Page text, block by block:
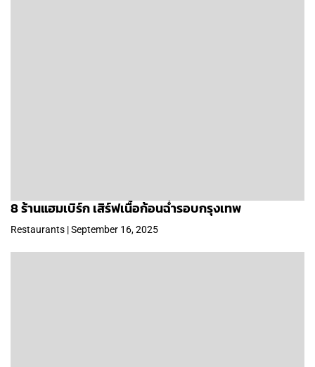
8 ร้านแฮมเบิร์ก เสิร์ฟเนื้อก้อนฉ่ำรอบกรุงเทพ
Restaurants | September 16, 2025